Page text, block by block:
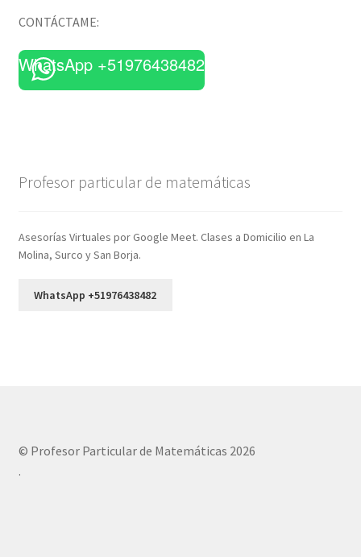
CONTÁCTAME:
WhatsApp +51976438482
Profesor particular de matemáticas
Asesorías Virtuales por Google Meet. Clases a Domicilio en La
Molina, Surco y San Borja.
WhatsApp +51976438482
© Profesor Particular de Matemáticas 2026
.